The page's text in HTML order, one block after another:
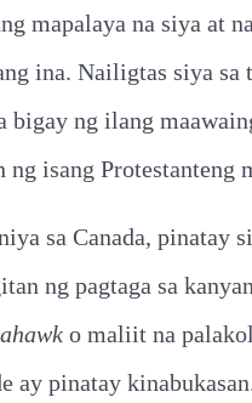
mapalaya na siya at
ina. Nailigtas siya sa
bigay ng ilang
ng isang Protestanteng
sa Canada, pinatay
ng pagtaga sa
o maliit na
ay pinatay